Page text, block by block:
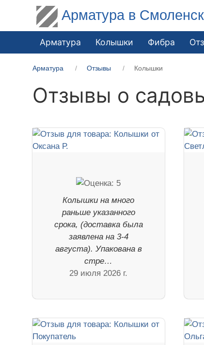
Арматура в
Арматура Колышки Фибра
Арматура Отзывы Колышки
Отзывы о
Колышки на много
раньше указанного
срока, (доставка была
заявлена на 3-4
августа). Упакована в
стре…
29 июля 2026 г.